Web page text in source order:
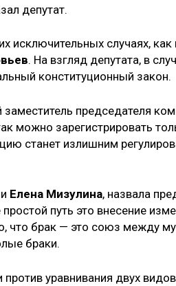
депутат.
исключительных случаях,
. На взгляд депутата, в
конституционный закон.
председателя
можно зарегистрировать
станет излишним
Елена Мизулина, назвала
путь это внесение
что брак — это союз между
браки.
против уравнивания двух